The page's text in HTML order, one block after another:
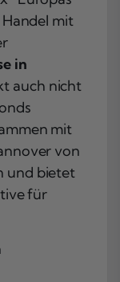
mit
in
auch nicht
mit
von
und bietet
für